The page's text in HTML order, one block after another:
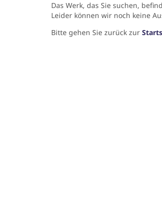
Das Werk, das Sie suchen,
Leider können wir noch keine
Bitte gehen Sie zurück zur